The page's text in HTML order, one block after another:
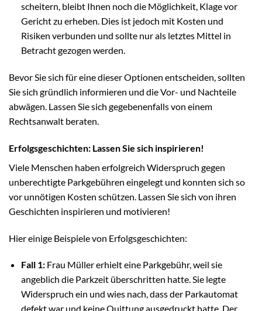
scheitern, bleibt Ihnen noch die Möglichkeit, Klage vor
Gericht zu erheben. Dies ist jedoch mit Kosten und
Risiken verbunden und sollte nur als letztes Mittel in
Betracht gezogen werden.
Bevor Sie sich für eine dieser Optionen entscheiden, sollten
Sie sich gründlich informieren und die Vor- und Nachteile
abwägen. Lassen Sie sich gegebenenfalls von einem
Rechtsanwalt beraten.
Erfolgsgeschichten: Lassen Sie sich inspirieren!
Viele Menschen haben erfolgreich Widerspruch gegen
unberechtigte Parkgebühren eingelegt und konnten sich so
vor unnötigen Kosten schützen. Lassen Sie sich von ihren
Geschichten inspirieren und motivieren!
Hier einige Beispiele von Erfolgsgeschichten:
Fall 1:Frau Müller erhielt eine Parkgebühr, weil sie
angeblich die Parkzeit überschritten hatte. Sie legte
Widerspruch ein und wies nach, dass der Parkautomat
defekt war und keine Quittung ausgedruckt hatte. Der